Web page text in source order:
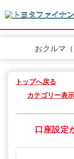
おクルマ
トップへ戻る
カテゴリー表示
口座設定